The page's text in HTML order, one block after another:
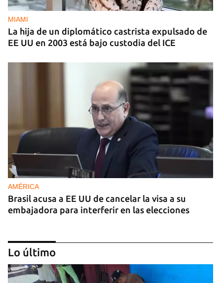
MIAMI
La hija de un diplomático castrista expulsado de
EE UU en 2003 está bajo custodia del ICE
AMÉRICA
Brasil acusa a EE UU de cancelar la visa a su
embajadora para interferir en las elecciones
Lo último